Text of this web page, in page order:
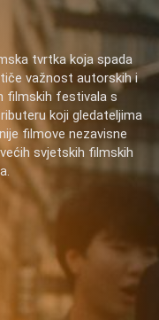
tvrtka koja spada
važnost autorskih i
filmskih festivala s
koji gledateljima
filmove nezavisne
svjetskih filmskih